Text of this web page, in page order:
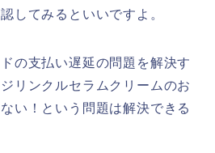
してみるといいですよ。
の支払い遅延の問題を解決す
リンクルセラムクリームのお
い！という問題は解決できる